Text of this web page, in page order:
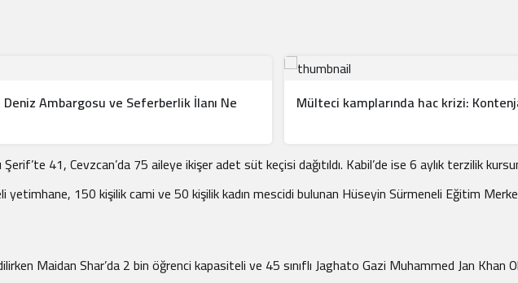
Ambargosu ve Seferberlik İlanı Ne
Mülteci kamplarında hac krizi:
41, Cevzcan’da 75 aileye ikişer adet süt keçisi dağıtıldı. Kabil’de ise 6 aylık terzilik
150 kişilik cami ve 50 kişilik kadın mescidi bulunan Hüseyin Sürmeneli Eğitim
Maidan Shar’da 2 bin öğrenci kapasiteli ve 45 sınıflı Jaghato Gazi Muhammed Jan Khan